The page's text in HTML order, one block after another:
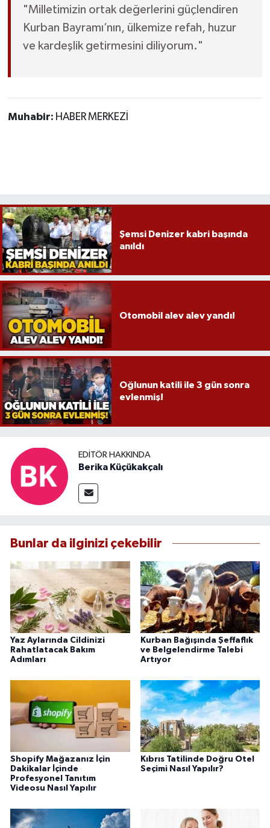
"Milletimizin ortak değerlerini güçlendiren
Kurban Bayramı’nın, ülkemize refah, huzur
ve kardeşlik getirmesini diliyorum."
Muhabir: HABER MERKEZİ
Şemsi Denizer kabri başında
anıldı
Otomobil alev alev yandı!
Oğlunun katili ile 3 gün sonra
evlenmiş!
EDITÖR HAKKINDA
Berika Küçükakçalı
Bunlar da ilginizi çekebilir
Yaz Aylarında Cildinizi
Rahatlatacak Bakım
Adımları
Kurban Bağışında Şeffaflık
ve Belgelendirme Talebi
Artıyor
Shopify Mağazanız İçin
Dakikalar İçinde
Profesyonel Tanıtım
Videosu Nasıl Yapılır
Kıbrıs Tatilinde Doğru Otel
Seçimi Nasıl Yapılır?
Gökçebey
Kilimli
Politika
Resmi İlan
Röportaj
Sağlık
SİYASET
Spor
Ulusal
Yaşam